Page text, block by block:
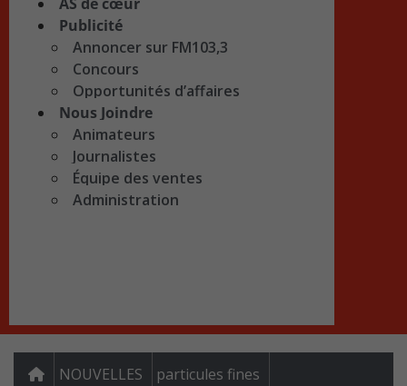
Publicité
Annoncer sur FM103,3
Concours
Opportunités d’affaires
Nous Joindre
Animateurs
Journalistes
Équipe des ventes
Administration
NOUVELLES particules fines